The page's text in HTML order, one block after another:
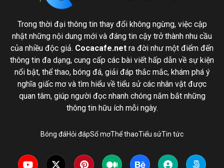
Trong thời đại thông tin thay đổi không ngừng, việc cập
nhật những nội dung mới và đáng tin cậy trở thành nhu cầu
của nhiều độc giả. Cocacafe.net ra đời như một điểm đến
thông tin đa dạng, cung cấp các bài viết hấp dẫn về sự kiện
nổi bật, thể thao, bóng đá, giải đáp thắc mắc, khám phá ý
nghĩa giấc mơ và tìm hiểu về tiểu sử các nhân vật được
quan tâm, giúp người đọc nhanh chóng nắm bắt những
thông tin hữu ích mỗi ngày.
Bóng đáHỏi đápSổ mơThể thaoTiểu sửTin tức